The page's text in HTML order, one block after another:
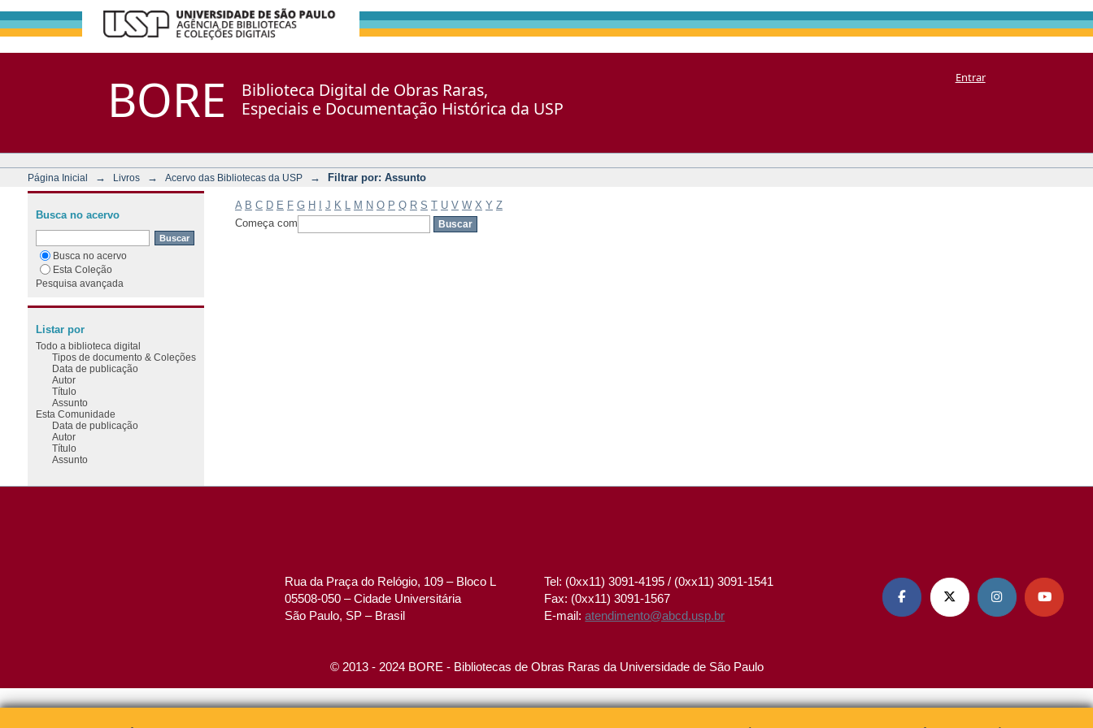
BORE
Biblioteca Digital de Obras Raras,
Especiais e Documentação Histórica da USP
Entrar
Página Inicial → Livros → Acervo das Bibliotecas da USP → Filtrar por: Assunto
A B C D E F G H J K M N O P Q R S T U V W X Y Z
Começa com
Busca no acervo
Busca no acervo
Esta Coleção
Pesquisa avançada
Listar por
Todo a biblioteca digital
Tipos de documento & Coleções
Data de publicação
Autor
Título
Assunto
Esta Comunidade
Data de publicação
Autor
Título
Assunto
Rua da Praça do Relógio, 109 – Bloco L
05508-050 – Cidade Universitária
São Paulo, SP – Brasil
Tel: (0xx11) 3091-4195 / (0xx11) 3091-1541
Fax: (0xx11) 3091-1567
E-mail:atendimento@abcd.usp.br
   
© 2013 - 2024 BORE - Bibliotecas de Obras Raras da Universidade de São Paulo